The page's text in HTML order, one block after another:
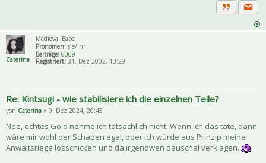
Zitat
Caterina
Medieval Babe
Pronomen: sie/ihr
Beiträge: 6069
Registriert: 31. Dez 2002, 13:29
Re: Kintsugi - wie stabilisiere ich die einzelnen Teile?
von Caterina » 9. Dez 2024, 20:45
Nee, echtes Gold nehme ich tatsächlich nicht. Wenn ich das täte, dann
wäre mir wohl der Schaden egal, oder ich würde aus Prinzip meine
Anwaltsriege losschicken und da irgendwen pauschal verklagen.